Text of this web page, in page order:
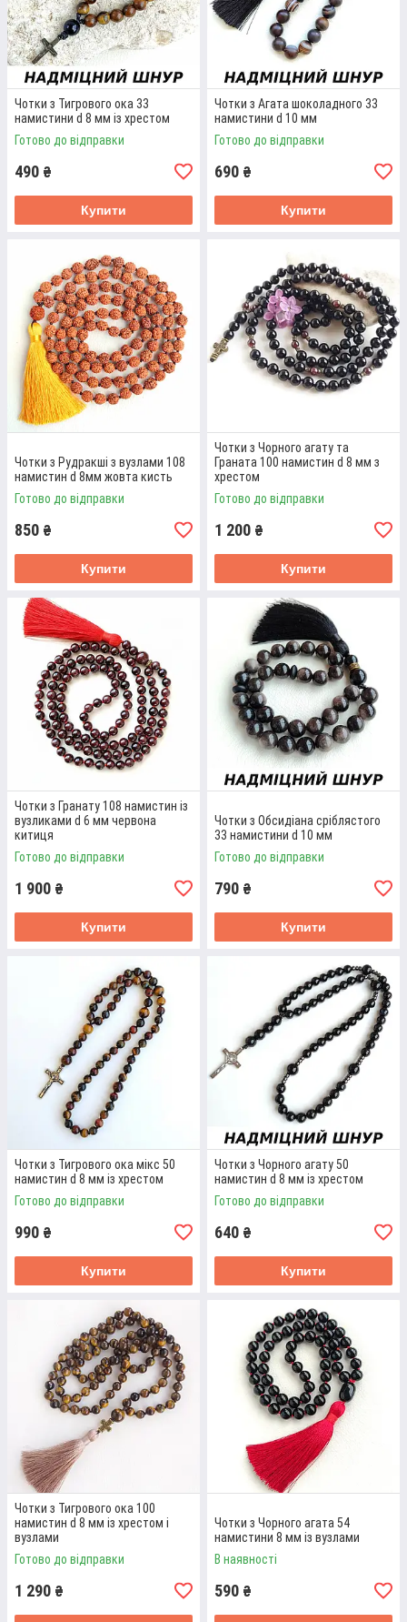
без вузлів, перебірний. Надміцний шнур із поліетиленового
волокна.
Детальніше
ЧОТКИ 108 НАМИСТИН ЧОРНИЙ
ТУРМАЛІН
чоток - 95 см. Надміцний шнур.
Детальніше
ЧОТКИ 108 НАМИСТИН З
НАТУРАЛЬНОГО КАМІННЯ
Чотки з каміння чорний Агат, чорний Онікс, Лава. Красива
шовковиста китиця. Надміцний шнур, вузлики між
намистинами.
ЧОТКИ РОЖЕВИЙ КВАРЦ 108
НАМИСТИН
Чотки з намистин діаметром 8 мм, коло - 85 см, символ ОМ.
Шовковиста рожева китиця, високоміцний шнур із
вузликами.
Чотки з Тигрового ока 33
намистини d 8 мм із хрестом
Готово до відправки
490 ₴
Купити
Чотки з Агата шоколадного 33
намистини d 10 мм
Готово до відправки
690 ₴
Купити
Чотки з Рудракші з вузлами 108
намистин d 8мм жовта кисть
Готово до відправки
850 ₴
Купити
Чотки з Чорного агату та
Граната 100 намистин d 8 мм з
хрестом
Готово до відправки
1 200 ₴
Купити
Чотки з Гранату 108 намистин із
вузликами d 6 мм червона
китиця
Готово до відправки
1 900 ₴
Купити
Чотки з Обсидіана сріблястого
33 намистини d 10 мм
Готово до відправки
790 ₴
Купити
Чотки з Тигрового ока мікс 50
намистин d 8 мм із хрестом
Готово до відправки
990 ₴
Купити
Чотки з Чорного агату 50
намистин d 8 мм із хрестом
Готово до відправки
640 ₴
Купити
Чотки з Тигрового ока 100
намистин d 8 мм із хрестом і
вузлами
Готово до відправки
1 290 ₴
Чотки з Чорного агата 54
намистини 8 мм із вузлами
В наявності
590 ₴